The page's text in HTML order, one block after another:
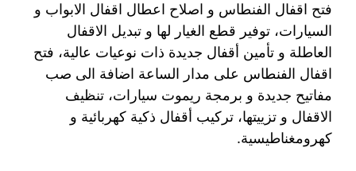
فتح اقفال الفنطاس و اصلاح اعطال اقفال الابواب و
السيارات، توفير قطع الغيار لها و تبديل الاقفال
العاطلة و تأمين أقفال جديدة ذات نوعيات عالية، فتح
اقفال الفنطاس على مدار الساعة اضافة الى صب
مفاتيح جديدة و برمجة ريموت سيارات، تنظيف
الاقفال و تزييتها، تركيب أقفال ذكية كهربائية و
كهرومغناطيسية.